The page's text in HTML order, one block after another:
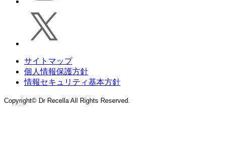
サイトマップ
個人情報保護方針
情報セキュリティ基本方針
Copyright© Dr Recella All Rights Reserved.